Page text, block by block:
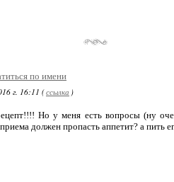
по имени
г. 16:11 (ссылка )
Но у меня есть вопросы (ну
должен пропасть аппетит? а пить